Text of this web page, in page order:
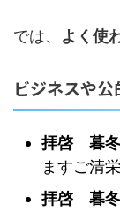
では、 よく使
ビジネスや
拝啓 暮
ますご清
拝啓 暮